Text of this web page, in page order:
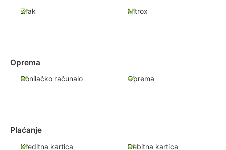
Zrak Nitrox
Oprema
Ronilačko računalo Oprema
Plaćanje
Kreditna kartica Debitna kartica